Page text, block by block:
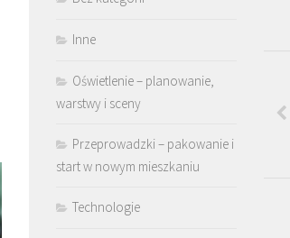
Inne
Oświetlenie – planowanie,
warstwy i sceny
Przeprowadzki – pakowanie i
start w nowym mieszkaniu
Technologie